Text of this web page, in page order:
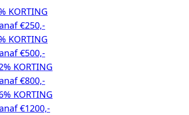
KORTING
€250,-
KORTING
€500,-
KORTING
€800,-
KORTING
€1200,-